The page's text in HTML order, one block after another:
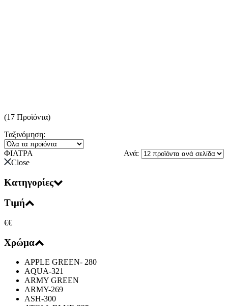
(17 Προϊόντα)
Ταξινόμηση:
Ανά:
ΦΙΛΤΡΑ
Close
Κατηγορίες
Τιμή
€€
Χρώμα
APPLE GREEN- 280
AQUA-321
ARMY GREEN
ARMY-269
ASH-300